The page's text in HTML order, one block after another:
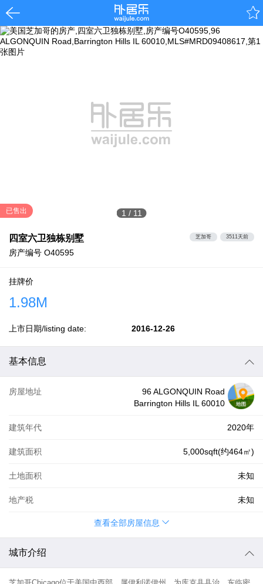
1 / 11
已售出
四室六卫独栋别墅
房产编号 O40595
芝加哥 3511天前
挂牌价
1.98M
上市日期/listing date: 2016-12-26
基本信息
房屋地址
96 ALGONQUIN Road
Barrington Hills IL 60010
建筑年代 2020年
建筑面积 5,000sqft(约464㎡)
土地面积 未知
地产税 未知
查看全部房屋信息
城市介绍